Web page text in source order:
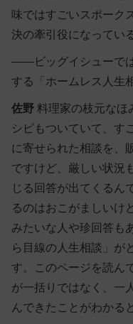
味ではすごいスポーク
決の牽引役になってい
――ビッグイシューで
する「ホームレス人生
佐野 料理家の枝元なほ
シピもついていて、す
に寄せられた相談を、
ですけど、厳しい状況
じる回答が出てくるん
るのはおこがましいけ
みたいな人や珍回答も
ら目線の人生相談」が
す。このページを読ん
が一括りではなく、一
んできたことがわかる